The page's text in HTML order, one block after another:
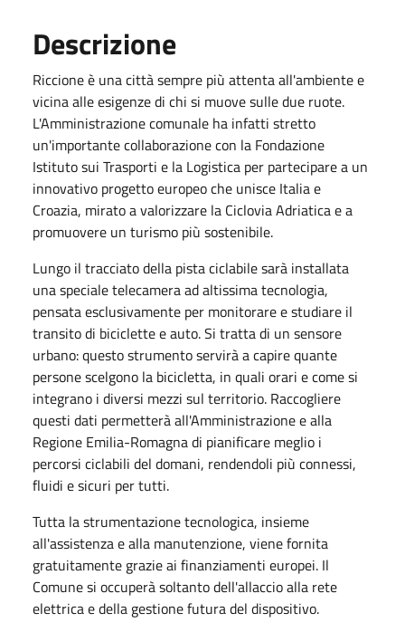
Descrizione
Riccione è una città sempre più attenta all'ambiente e
vicina alle esigenze di chi si muove sulle due ruote.
L'Amministrazione comunale ha infatti stretto
un'importante collaborazione con la Fondazione
Istituto sui Trasporti e la Logistica per partecipare a un
innovativo progetto europeo che unisce Italia e
Croazia, mirato a valorizzare la Ciclovia Adriatica e a
promuovere un turismo più sostenibile.
Lungo il tracciato della pista ciclabile sarà installata
una speciale telecamera ad altissima tecnologia,
pensata esclusivamente per monitorare e studiare il
transito di biciclette e auto. Si tratta di un sensore
urbano: questo strumento servirà a capire quante
persone scelgono la bicicletta, in quali orari e come si
integrano i diversi mezzi sul territorio. Raccogliere
questi dati permetterà all'Amministrazione e alla
Regione Emilia-Romagna di pianificare meglio i
percorsi ciclabili del domani, rendendoli più connessi,
fluidi e sicuri per tutti.
Tutta la strumentazione tecnologica, insieme
all'assistenza e alla manutenzione, viene fornita
gratuitamente grazie ai finanziamenti europei. Il
Comune si occuperà soltanto dell'allaccio alla rete
elettrica e della gestione futura del dispositivo.